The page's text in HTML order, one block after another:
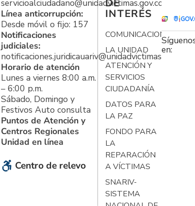
servicioalciudadano@unidadvictimas.gov.co
Línea anticorrupción:
Desde móvil o fijo: 157
Notificaciones
judiciales:
notificaciones.juridicauariv@unidadvictimas.gov.co
Horario de atención
Lunes a viernes 8:00 a.m.
– 6:00 p.m.
Sábado, Domingo y
Festivos Auto consulta
Puntos de Atención y
Centros Regionales
Unidad en línea
Centro de relevo
DE
INTERÉS
COMUNICACIONES
LA UNIDAD
ATENCIÓN Y
SERVICIOS
CIUDADANÍA
DATOS PARA
LA PAZ
FONDO PARA
LA
REPARACIÓN
A VÍCTIMAS
SNARIV-
SISTEMA
en: